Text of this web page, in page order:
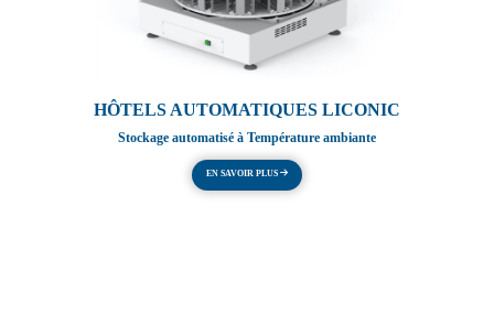
HÔTELS AUTOMATIQUES LICONIC
Stockage automatisé à Température ambiante
EN SAVOIR PLUS